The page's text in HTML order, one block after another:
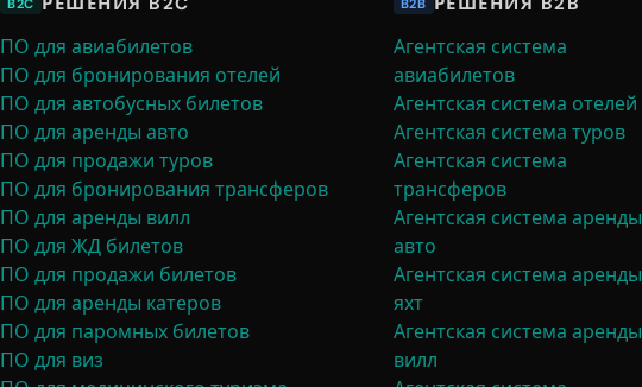
B2C
ПО для авиабилетов
ПО для бронирования отелей
ПО для автобусных билетов
ПО для аренды авто
ПО для продажи туров
ПО для бронирования трансферов
ПО для аренды вилл
ПО для ЖД билетов
ПО для продажи билетов
ПО для аренды катеров
ПО для паромных билетов
ПО для виз
B2B
Агентская система
авиабилетов
Агентская система отелей
Агентская система туров
Агентская система
трансферов
Агентская система аренды
авто
Агентская система аренды
яхт
Агентская система аренды
вилл